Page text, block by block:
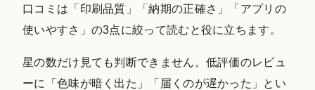
口コミは「印刷品質」「納期の正確さ」「アプリの
使いやすさ」の3点に絞って読むと役に立ちます。
星の数だけ見ても判断できません。低評価のレビュ
ーに「色味が暗く出た」「届くのが遅かった」とい